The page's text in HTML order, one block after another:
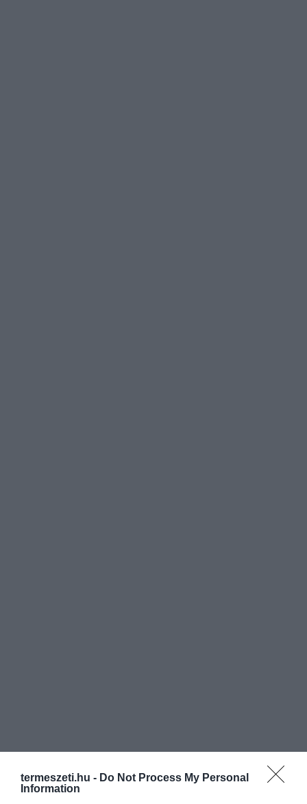
termeszeti.hu - Do Not Process My Personal
Information